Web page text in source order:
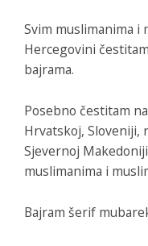
Svim muslimanima i
Hercegovini
bajrama.
Posebno čestitam
Hrvatskoj, Sloveniji,
Sjevernoj
muslimanima i
Bajram šerif